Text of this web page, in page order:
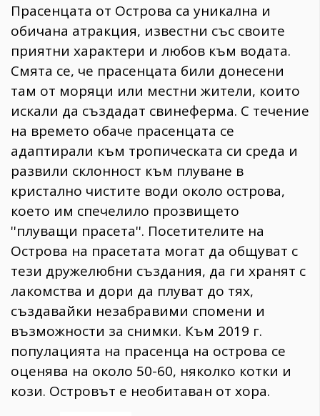
Прасенцата от Острова са уникална и
обичана атракция, известни със своите
приятни характери и любов към водата.
Смята се, че прасенцата били донесени
там от моряци или местни жители, които
искали да създадат свинеферма. С течение
на времето обаче прасенцата се
адаптирали към тропическата си среда и
развили склонност към плуване в
кристално чистите води около острова,
което им спечелило прозвището
''плуващи прасета''. Посетителите на
Острова на прасетата могат да общуват с
тези дружелюбни създания, да ги хранят с
лакомства и дори да плуват до тях,
създавайки незабравими спомени и
възможности за снимки. Към 2019 г.
популацията на прасенца на острова се
оценява на около 50-60, няколко котки и
кози. Островът е необитаван от хора.